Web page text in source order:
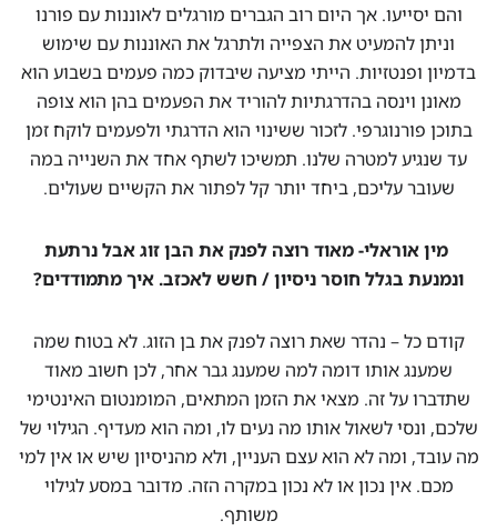
והם יסייעו. אך היום רוב הגברים מורגלים לאוננות עם פורנו
וניתן להמעיט את הצפייה ולתרגל את האוננות עם שימוש
בדמיון ופנטזיות. הייתי מציעה שיבדוק כמה פעמים בשבוע הוא
מאונן וינסה בהדרגתיות להוריד את הפעמים בהן הוא צופה
בתוכן פורנוגרפי. לזכור ששינוי הוא הדרגתי ולפעמים לוקח זמן
עד שנגיע למטרה שלנו. תמשיכו לשתף אחד את השנייה במה
שעובר עליכם, ביחד יותר קל לפתור את הקשיים שעולים.
מין אוראלי- מאוד רוצה לפנק את הבן זוג אבל נרתעת
ונמנעת בגלל חוסר ניסיון / חשש לאכזב. איך מתמודדים?
קודם כל – נהדר שאת רוצה לפנק את בן הזוג. לא בטוח שמה
שמענג אותו דומה למה שמענג גבר אחר, לכן חשוב מאוד
שתדברו על זה. מצאי את הזמן המתאים, המומנטום האינטימי
שלכם, ונסי לשאול אותו מה נעים לו, ומה הוא מעדיף. הגילוי של
מה עובד, ומה לא הוא עצם העניין, ולא מהניסיון שיש או אין למי
מכם. אין נכון או לא נכון במקרה הזה. מדובר במסע לגילוי
משותף.